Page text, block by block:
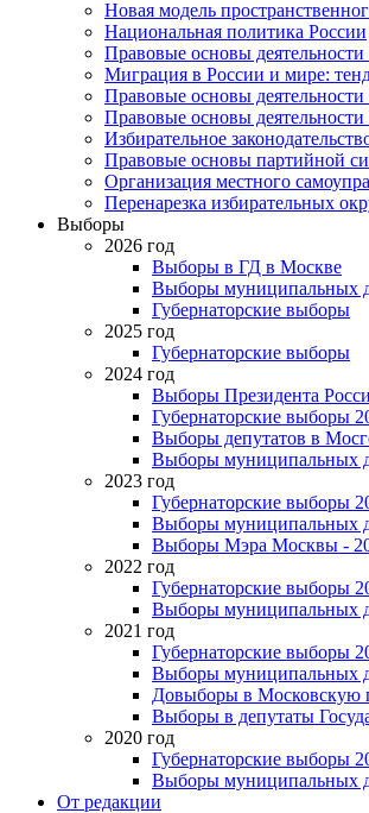
Новая модель
Национальная политика России
Правовые основы деятельности
Миграция в России и мире:
Правовые основы
Правовые основы
Избирательное
Правовые основы партийной
Организация местного
Перенарезка избирательных
Выборы
2026 год
Выборы в ГД в Москве
Выборы муниципальных
Губернаторские выборы
2025 год
Губернаторские выборы
2024 год
Выборы Президента
Губернаторские выборы
Выборы депутатов в
Выборы муниципальных
2023 год
Губернаторские выборы
Выборы муниципальных
Выборы Мэра Москвы -
2022 год
Губернаторские выборы
Выборы муниципальных
2021 год
Губернаторские выборы
Выборы муниципальных
Довыборы в Московскую
Выборы в депутаты
2020 год
Губернаторские выборы
Выборы муниципальных
От редакции